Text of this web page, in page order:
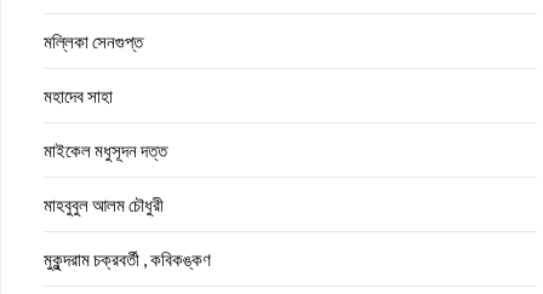
মল্লিকা সেনগুপ্ত
মহাদেব সাহা
মাইকেল মধুসূদন দত্ত
মাহবুবুল আলম চৌধুরী
মুকুন্দরাম চক্রবর্তী , কবিকঙ্কণ